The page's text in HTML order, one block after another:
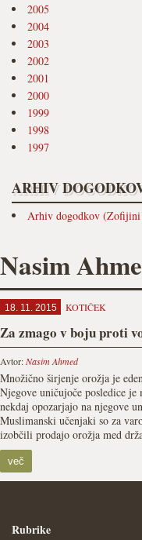
2005
2004
2003
2002
2001
2000
1999
1998
1997
ARHIV
Arhiv dogodkov
Nasim
18. 11. 2015 KOTIČEK
Za zmago v boju proti
Avtor:Nasim Ahmed
Množično širjenje orožja je
Njegove uničujoče posledice
nekdaj opozarjajo na njegove
Muslimanski učenjaki so za
izobčili prodajo orožja med
več
Rubrike